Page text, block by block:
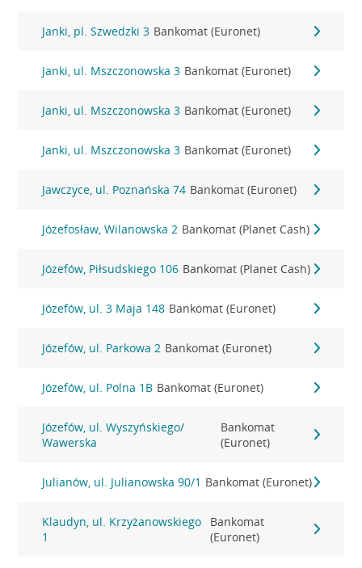
Janki, pl. Szwedzki 3 Bankomat (Euronet)
Janki, ul. Mszczonowska 3 Bankomat (Euronet)
Janki, ul. Mszczonowska 3 Bankomat (Euronet)
Janki, ul. Mszczonowska 3 Bankomat (Euronet)
Jawczyce, ul. Poznańska 74 Bankomat (Euronet)
Józefosław, Wilanowska 2 Bankomat (Planet Cash)
Józefów, Piłsudskiego 106 Bankomat (Planet Cash)
Józefów, ul. 3 Maja 148 Bankomat (Euronet)
Józefów, ul. Parkowa 2 Bankomat (Euronet)
Józefów, ul. Polna 1B Bankomat (Euronet)
Józefów, ul. Wyszyńskiego/
Wawerska
Bankomat
(Euronet)
Julianów, ul. Julianowska 90/1 Bankomat (Euronet)
Klaudyn, ul. Krzyżanowskiego
1
Bankomat
(Euronet)